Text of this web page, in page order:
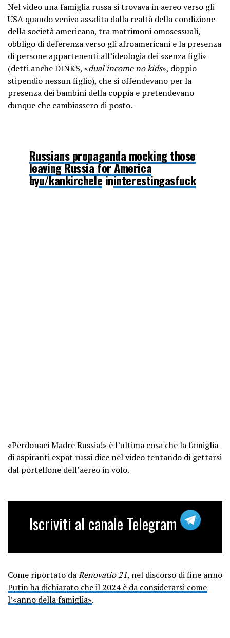
Nel video una famiglia russa si trovava in aereo verso gli
USA quando veniva assalita dalla realtà della condizione
della società americana, tra matrimoni omosessuali,
obbligo di deferenza verso gli afroamericani e la presenza
di persone appartenenti all’ideologia dei «senza figli»
(detti anche DINKS, «dual income no kids», doppio
stipendio nessun figlio), che si offendevano per la
presenza dei bambini della coppia e pretendevano
dunque che cambiassero di posto.
Russians propaganda mocking those
leaving Russia for America
byu/kankircheleininterestingasfuck
«Perdonaci Madre Russia!» è l’ultima cosa che la famiglia
di aspiranti expat russi dice nel video tentando di gettarsi
dal portellone dell’aereo in volo.
Iscriviti al canale Telegram
Come riportato daRenovatio 21, nel discorso di fine anno
Putin ha dichiarato che il 2024 è da considerarsi come
l’«anno della famiglia».